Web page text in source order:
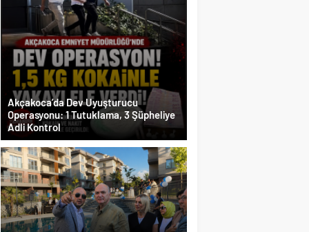
Akçakoca’da Dev Uyuşturucu
Operasyonu: 1 Tutuklama, 3 Şüpheliye
Adli Kontrol